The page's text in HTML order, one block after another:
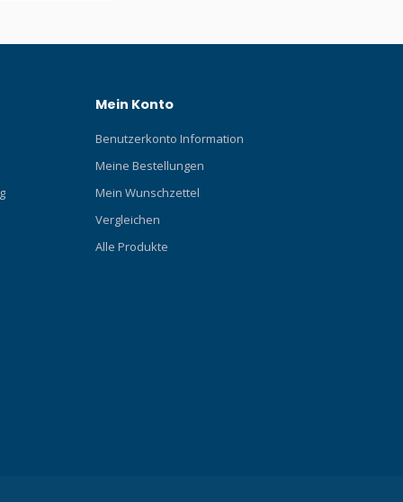
Mein Konto
Benutzerkonto Information
Meine Bestellungen
Mein Wunschzettel
Vergleichen
Alle Produkte